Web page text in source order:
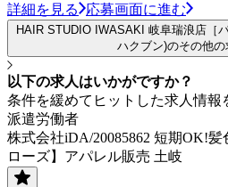
詳細を見る 応募画面に進む
HAIR STUDIO IWASAKI 岐阜瑞浪店［
ハクブン)のその他
以下の求人はいかがですか？
条件を緩めてヒットした求人情報
派遣労働者
株式会社iDA/20085862 短期OK!
ローズ】アパレル販売 土岐